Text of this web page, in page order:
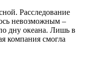
Расследование
невозможным –
дну океана. Лишь в
компания смогла